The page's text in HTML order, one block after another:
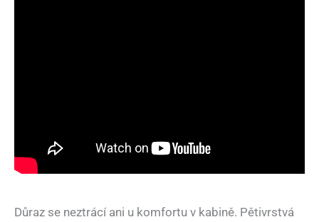
Důraz se neztrácí ani u komfortu v kabině. Pětivrstvá